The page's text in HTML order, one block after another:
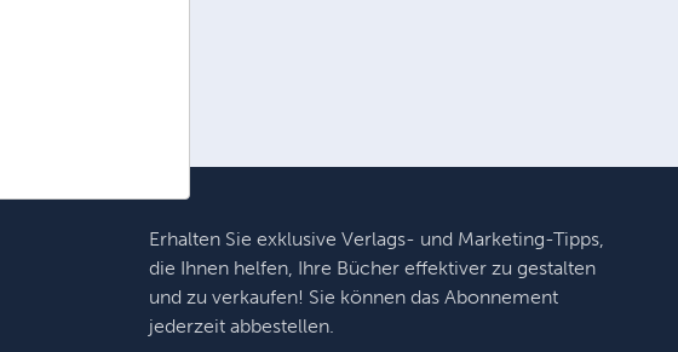
Erhalten Sie exklusive Verlags- und Marketing-Tipps,
die Ihnen helfen, Ihre Bücher effektiver zu gestalten
und zu verkaufen! Sie können das Abonnement
jederzeit abbestellen.